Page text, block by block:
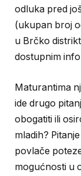
odluka pred
(ukupan broj
u Brčko
dostupnim
Maturantima
ide drugo
obogatiti ili
mladih?
povlače
mogućnosti u